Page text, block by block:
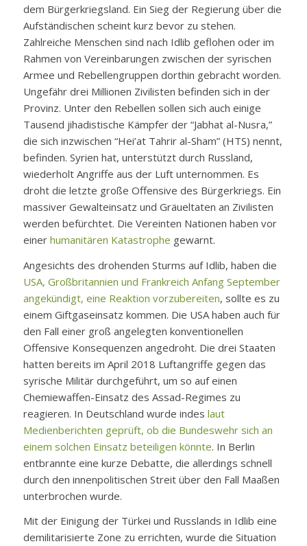
dem Bürgerkriegsland. Ein Sieg der Regierung über die
Aufständischen scheint kurz bevor zu stehen.
Zahlreiche Menschen sind nach Idlib geflohen oder im
Rahmen von Vereinbarungen zwischen der syrischen
Armee und Rebellengruppen dorthin gebracht worden.
Ungefähr drei Millionen Zivilisten befinden sich in der
Provinz. Unter den Rebellen sollen sich auch einige
Tausend jihadistische Kämpfer der “Jabhat al-Nusra,”
die sich inzwischen “Hei’at Tahrir al-Sham” (HTS) nennt,
befinden. Syrien hat, unterstützt durch Russland,
wiederholt Angriffe aus der Luft unternommen. Es
droht die letzte große Offensive des Bürgerkriegs. Ein
massiver Gewalteinsatz und Gräueltaten an Zivilisten
werden befürchtet. Die Vereinten Nationen haben vor
einer humanitären Katastrophe gewarnt.
Angesichts des drohenden Sturms auf Idlib, haben die
USA, Großbritannien und Frankreich Anfang September
angekündigt, eine Reaktion vorzubereiten, sollte es zu
einem Giftgaseinsatz kommen. Die USA haben auch für
den Fall einer groß angelegten konventionellen
Offensive Konsequenzen angedroht. Die drei Staaten
hatten bereits im April 2018 Luftangriffe gegen das
syrische Militär durchgeführt, um so auf einen
Chemiewaffen-Einsatz des Assad-Regimes zu
reagieren. In Deutschland wurde indes laut
Medienberichten geprüft, ob die Bundeswehr sich an
einem solchen Einsatz beteiligen könnte. In Berlin
entbrannte eine kurze Debatte, die allerdings schnell
durch den innenpolitischen Streit über den Fall Maaßen
unterbrochen wurde.
Mit der Einigung der Türkei und Russlands in Idlib eine
demilitarisierte Zone zu errichten, wurde die Situation